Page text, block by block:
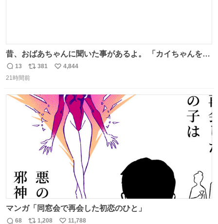
昔、おばあちゃんに聞いた事があるよ。 「カイちゃんをい
じめると、アイツが海から上がって来るぞ。」って。
返
信
13
リ
ポ
ト
数
381
い
数
4,844
21時間前
マンガ「同窓会で再会した初恋のひと」
68 1,208 11,788